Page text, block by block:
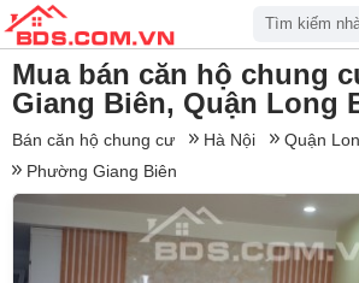
Mua bán căn hộ chung
Giang Biên, Quận Long
Bán căn hộ chung cư Hà Nội
Quận
Phường Giang Biên
Tìm kiếm